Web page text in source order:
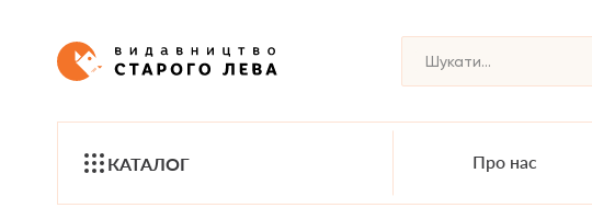
КАТАЛОГ Про нас